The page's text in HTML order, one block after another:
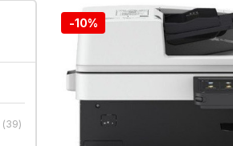
-10%
(39)